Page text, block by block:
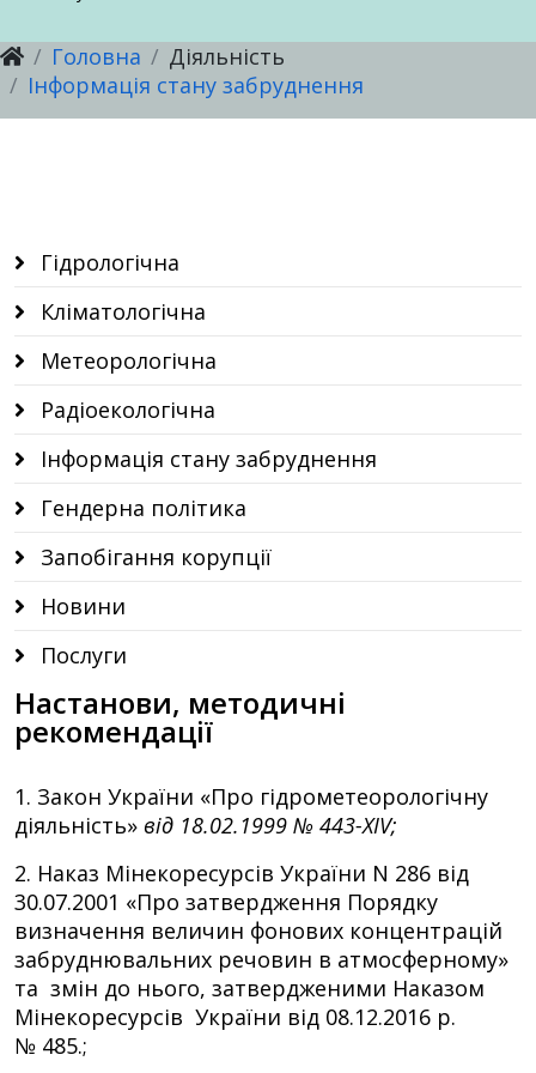
Послуги
Послуги
Настанови, методичні рекомендації
Послуги
Головна
Діяльність
Інформація стану забруднення
Гідрологічна
Кліматологічна
Метеорологічна
Радіоекологічна
Інформація стану забруднення
Гендерна політика
Запобігання корупції
Новини
Послуги
Настанови, методичні
рекомендації
1. Закон України «Про гідрометеорологічну
діяльність» від 18.02.1999 № 443-XIV;
2. Наказ Мінекоресурсів України N 286 від
30.07.2001 «Про затвердження Порядку
визначення величин фонових концентрацій
забруднювальних речовин в атмосферному»
та змін до нього, затвердженими Наказом
Мінекоресурсів України від 08.12.2016 р.
№ 485.;